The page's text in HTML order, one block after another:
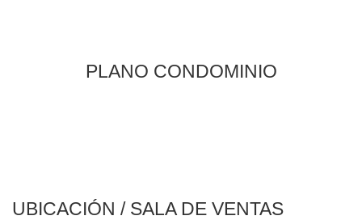
PLANO CONDOMINIO
UBICACIÓN / SALA DE VENTAS